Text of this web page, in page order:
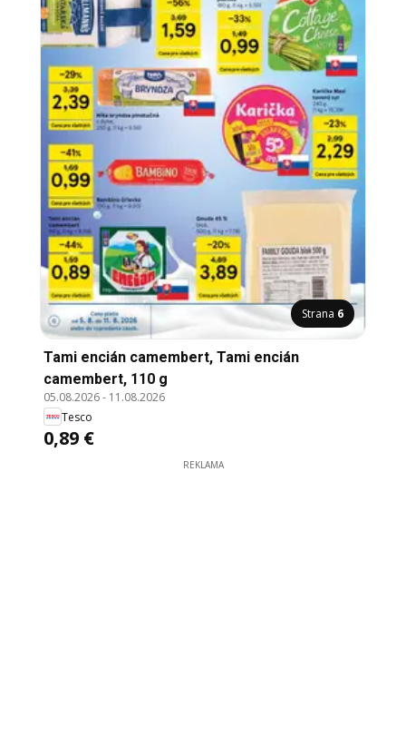
Strana 6
Tami encián camembert, Tami encián
camembert, 110 g
05.08.2026- 11.08.2026
Tesco
0,89 €
REKLAMA